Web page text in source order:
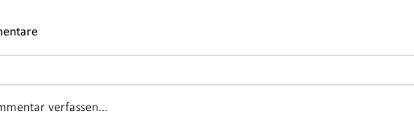
verfassen...